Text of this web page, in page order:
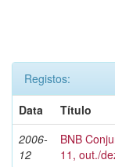
Registos:
Data
Título
2006-
12
BNB
11, out./